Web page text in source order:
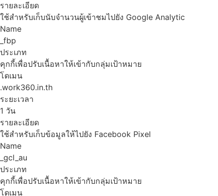
รายละเอียด
ใช้สำหรับเก็บนับจำนวนผู้เข้าชมไปยัง Google Analytic
Name
_fbp
ประเภท
คุกกี้เพื่อปรับเนื้อหาให้เข้ากับกลุ่มเป้าหมาย
โดเมน
.work360.in.th
ระยะเวลา
1 วัน
รายละเอียด
ใช้สำหรับเก็บข้อมูลให้ไปยัง Facebook Pixel
Name
_gcl_au
ประเภท
คุกกี้เพื่อปรับเนื้อหาให้เข้ากับกลุ่มเป้าหมาย
โดเมน